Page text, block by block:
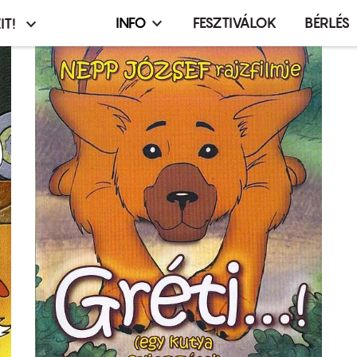
Infó,
esemény,
terembérlés
menü
INFO FESZTIVÁLOK BÉRLÉS